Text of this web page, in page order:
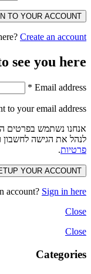
TO YOUR ACCOUNT
Create an account
see you here !
Email address
*
to your email address.
אנחנו נשתמש בפרטים
לנהל את הגישה לחשבון
פרטיות.
YOUR ACCOUNT
account? Sign in here
Close
Close
Categories